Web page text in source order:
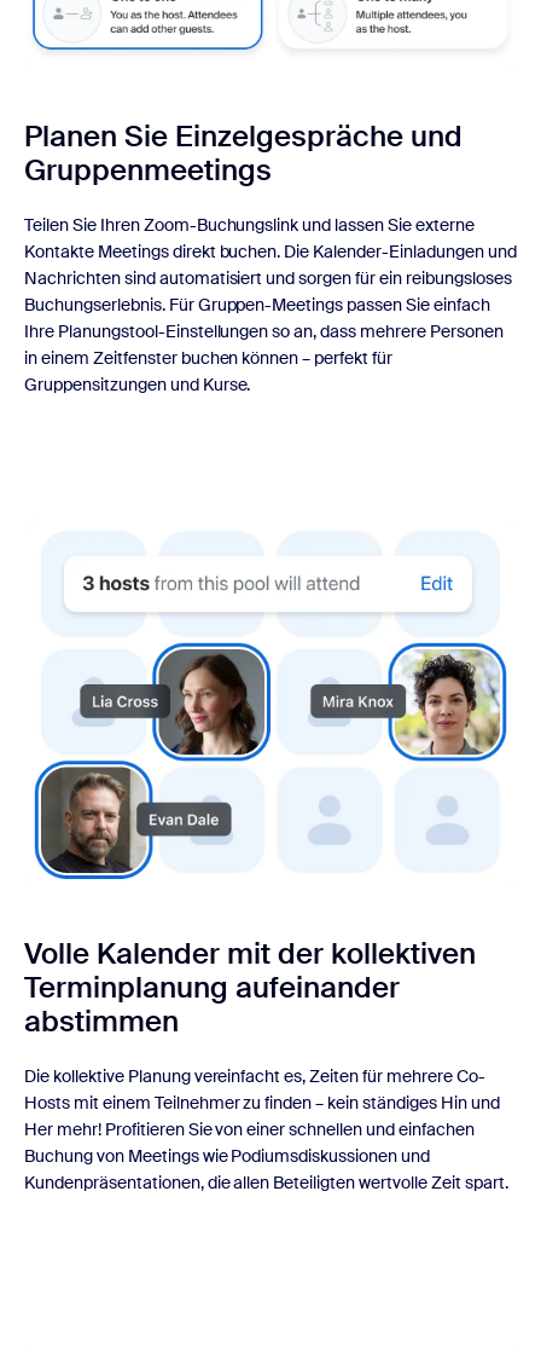
Planen Sie Einzelgespräche und
Gruppenmeetings
Teilen Sie Ihren Zoom-Buchungslink und lassen Sie externe
Kontakte Meetings direkt buchen. Die Kalender-Einladungen und
Nachrichten sind automatisiert und sorgen für ein reibungsloses
Buchungserlebnis. Für Gruppen-Meetings passen Sie einfach
Ihre Planungstool-Einstellungen so an, dass mehrere Personen
in einem Zeitfenster buchen können – perfekt für
Gruppensitzungen und Kurse.
Volle Kalender mit der kollektiven
Terminplanung aufeinander
abstimmen
Die kollektive Planung vereinfacht es, Zeiten für mehrere Co-
Hosts mit einem Teilnehmer zu finden – kein ständiges Hin und
Her mehr! Profitieren Sie von einer schnellen und einfachen
Buchung von Meetings wie Podiumsdiskussionen und
Kundenpräsentationen, die allen Beteiligten wertvolle Zeit spart.